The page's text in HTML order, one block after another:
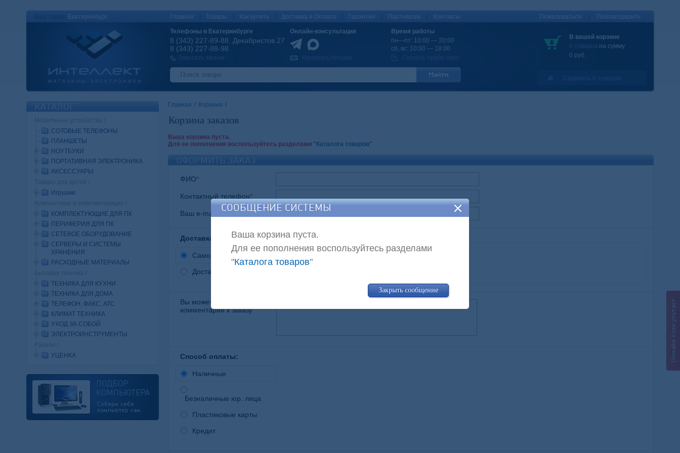
СООБЩЕНИЕ СИСТЕМЫ
Ваша корзина пуста.
Для ее пополнения воспользуйтесь разделами
"Каталога товаров"
Закрыть сообщение
Екатеринбург Главная Товары Как купить Доставка и Оплата Гарантия Партнерам Контакты
Телефоны в Екатеринбурге
8 (343) 227-89-88, Декабристов 27
8 (343) 227-88-98
Онлайн-консультация
Время работы
пн—пт: 10:00 — 20:00
сб, вс: 10:00 — 18:00
Заказать звонок
Пожаловаться Поблагодарить
В вашей корзине
0 товаров на сумму
0 руб.
КАТАЛОГ
СОТОВЫЕ ТЕЛЕФОНЫ
ПЛАНШЕТЫ
НОУТБУКИ
ПОРТАТИВНАЯ ЭЛЕКТРОНИКА
АКСЕССУАРЫ
Игрушки
КОМПЛЕКТУЮЩИЕ ДЛЯ ПК
ПЕРИФЕРИЯ ДЛЯ ПК
СЕТЕВОЕ ОБОРУДОВАНИЕ
СЕРВЕРЫ И СИСТЕМЫ
ХРАНЕНИЯ
РАСХОДНЫЕ МАТЕРИАЛЫ
ТЕХНИКА ДЛЯ КУХНИ
ТЕХНИКА ДЛЯ ДОМА
ТЕЛЕФОН, ФАКС, АТС
КЛИМАТ ТЕХНИКА
УХОД ЗА СОБОЙ
ЭЛЕКТРОИНСТРУМЕНТЫ
УЦЕНКА
Главная / Корзина /
Корзина заказов
Ваша корзина пуста.
Для ее пополнения воспользуйтесь разделами " Каталога товаров"
ОФОРМИТЬ ЗАКАЗ
ФИО*
Контактный телефон*
Ваш e-mail
Доставка:
Самовывоз
Доставка
Вы можете указать
комментарий к заказу
Способ оплаты:
Наличные
Безналичные юр. лица
Пластиковые карты
Кредит